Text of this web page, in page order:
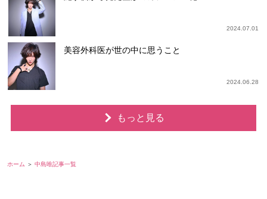
2024.07.01
美容外科医が世の中に思うこと
2024.06.28
もっと見る
ホーム 中島唯記事一覧